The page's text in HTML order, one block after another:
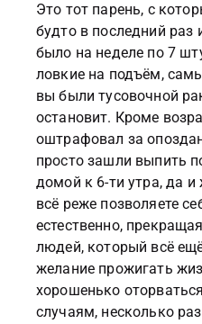
Это тот парень, с
будто в последний раз
было на неделе по 7
ловкие на подъём,
вы были тусовочной
остановит. Кроме
оштрафовал за
просто зашли выпить
домой к 6-ти утра, да
всё реже позволяете
естественно,
людей, который всё
желание прожигать
хорошенько
случаям, несколько